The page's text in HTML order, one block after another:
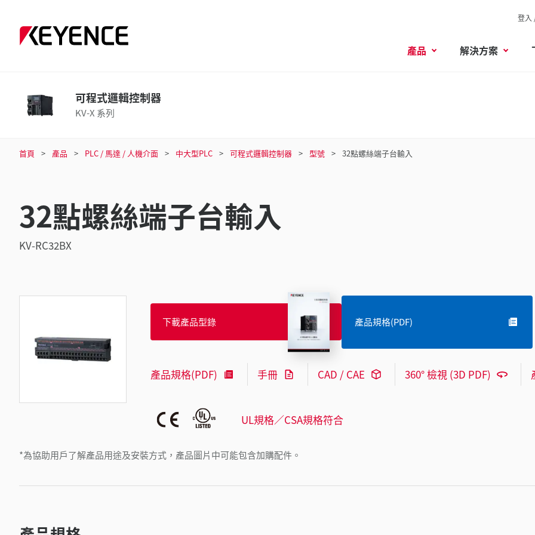
登入
產品 解決方案
可程式邏輯控制器
KV-X 系列
首頁 產品 PLC / 馬達 / 人機介面 中大型PLC 可程式邏輯控制器 型號 32點螺絲端子台輸入
32點螺絲端子台輸入
KV-RC32BX
*為協助用戶了解產品用途及安裝方式，產品圖片中可能包含加購配件。
下載產品型錄 產品規格(PDF)
產品規格(PDF) 手冊 CAD / CAE 360° 檢視 (3D PDF)
UL規格／CSA規格符合